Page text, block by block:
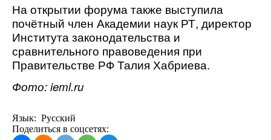
На открытии форума также выступила
почётный член Академии наук РТ, директор
Института законодательства и
сравнительного правоведения при
Правительстве РФ Талия Хабриева.
Фото: ieml.ru
Язык: Русский
Поделиться в соцсетях: